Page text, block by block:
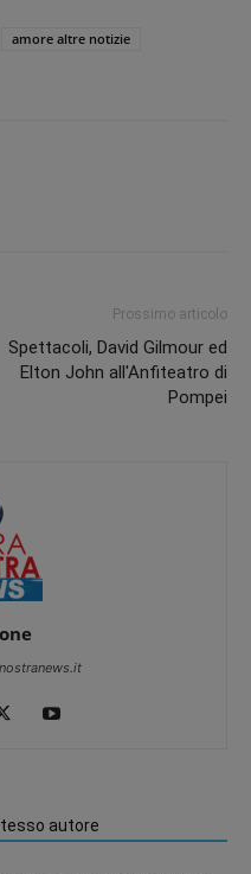
amore altre notizie
Prossimo articolo
Spettacoli, David Gilmour ed
Elton John all'Anfiteatro di
Pompei
autore